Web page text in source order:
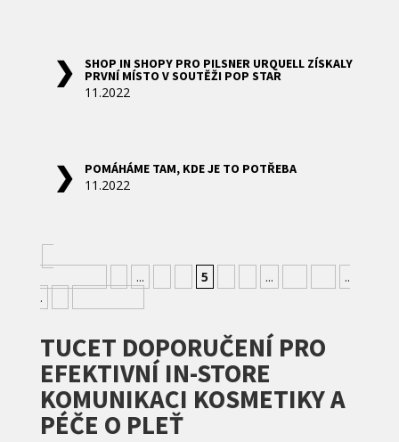
SHOP IN SHOPY PRO PILSNER URQUELL ZÍSKALY
PRVNÍ MÍSTO V SOUTĚŽI POP STAR
11.2022
POMÁHÁME TAM, KDE JE TO POTŘEBA
11.2022
... 5 ...
..
.
TUCET DOPORUČENÍ PRO
EFEKTIVNÍ IN-STORE
KOMUNIKACI KOSMETIKY A
PÉČE O PLEŤ